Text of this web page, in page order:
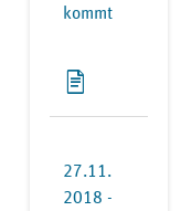
kommt
27.11.
2018 -